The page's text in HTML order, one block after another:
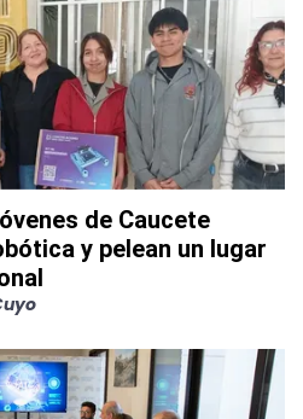
de Caucete
y pelean un lugar